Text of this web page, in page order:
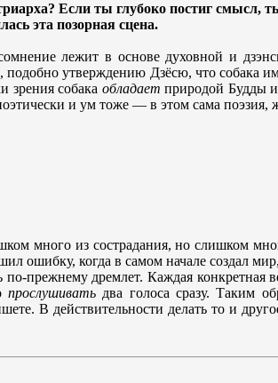
Если ты глубоко постиг смысл,
эта позорная сцена.
лежит в основе духовной и
утверждению Дзёсю, что собака
зрения собака обладает природой Будды
и ум тоже — в этом сама поэзия,
много из сострадания, но слишком
ошибку, когда в самом начале создал
прежнему дремлет. Каждая конкретная
прослушиватьдва голоса сразу. Таким
В действительности делать то и